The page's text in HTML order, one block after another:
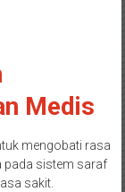
Medis
mengobati rasa
pada sistem saraf
sakit.